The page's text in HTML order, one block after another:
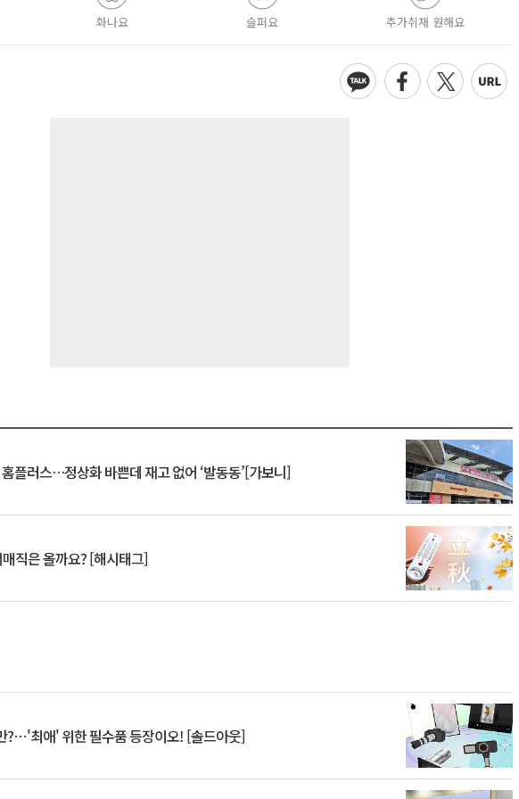
화나요 슬퍼요 추가취재 원해요
플러스…정상화 바쁜데 재고 없어 ‘발동동’[가보니]
직은 올까요? [해시태그]
?⋯'최애' 위한 필수품 등장이오! [솔드아웃]